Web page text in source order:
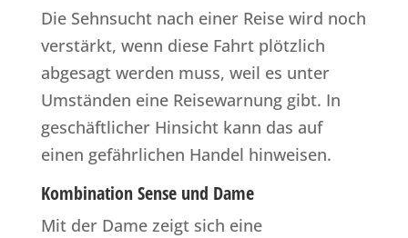
Die Sehnsucht nach einer Reise wird noch
verstärkt, wenn diese Fahrt plötzlich
abgesagt werden muss, weil es unter
Umständen eine Reisewarnung gibt. In
geschäftlicher Hinsicht kann das auf
einen gefährlichen Handel hinweisen.
Kombination Sense und Dame
Mit der Dame zeigt sich eine